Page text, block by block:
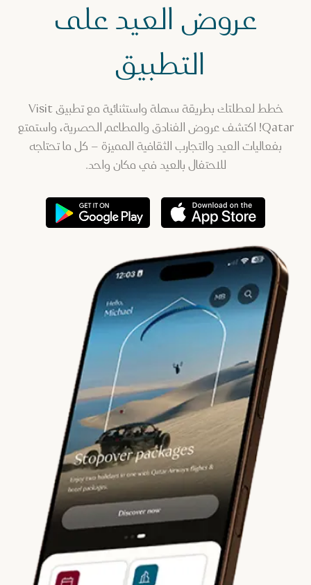
عروض العيد على
التطبيق
خطط لعطلتك بطريقة سهلة واستثنائية مع تطبيق Visit
Qatar! اكتشف عروض الفنادق والمطاعم الحصرية، واستمتع
بفعاليات العيد والتجارب الثقافية المميزة – كل ما تحتاجه
للاحتفال بالعيد في مكان واحد.